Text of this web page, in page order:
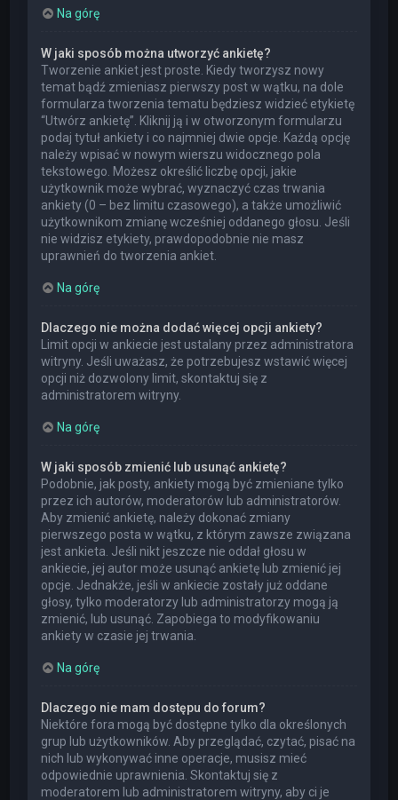
Na górę
W jaki sposób można utworzyć ankietę?
Tworzenie ankiet jest proste. Kiedy tworzysz nowy
temat bądź zmieniasz pierwszy post w wątku, na dole
formularza tworzenia tematu będziesz widzieć etykietę
“Utwórz ankietę”. Kliknij ją i w otworzonym formularzu
podaj tytuł ankiety i co najmniej dwie opcje. Każdą opcję
należy wpisać w nowym wierszu widocznego pola
tekstowego. Możesz określić liczbę opcji, jakie
użytkownik może wybrać, wyznaczyć czas trwania
ankiety (0 – bez limitu czasowego), a także umożliwić
użytkownikom zmianę wcześniej oddanego głosu. Jeśli
nie widzisz etykiety, prawdopodobnie nie masz
uprawnień do tworzenia ankiet.
Na górę
Dlaczego nie można dodać więcej opcji ankiety?
Limit opcji w ankiecie jest ustalany przez administratora
witryny. Jeśli uważasz, że potrzebujesz wstawić więcej
opcji niż dozwolony limit, skontaktuj się z
administratorem witryny.
Na górę
W jaki sposób zmienić lub usunąć ankietę?
Podobnie, jak posty, ankiety mogą być zmieniane tylko
przez ich autorów, moderatorów lub administratorów.
Aby zmienić ankietę, należy dokonać zmiany
pierwszego posta w wątku, z którym zawsze związana
jest ankieta. Jeśli nikt jeszcze nie oddał głosu w
ankiecie, jej autor może usunąć ankietę lub zmienić jej
opcje. Jednakże, jeśli w ankiecie zostały już oddane
głosy, tylko moderatorzy lub administratorzy mogą ją
zmienić, lub usunąć. Zapobiega to modyfikowaniu
ankiety w czasie jej trwania.
Na górę
Dlaczego nie mam dostępu do forum?
Niektóre fora mogą być dostępne tylko dla określonych
grup lub użytkowników. Aby przeglądać, czytać, pisać na
nich lub wykonywać inne operacje, musisz mieć
odpowiednie uprawnienia. Skontaktuj się z
moderatorem lub administratorem witryny, aby ci je